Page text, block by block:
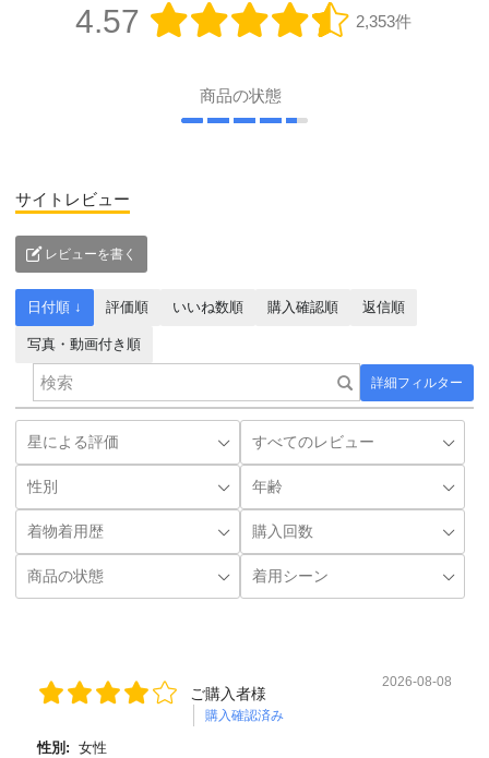
4.57 2,353件
商品の状態
サイトレビュー
レビューを書く
詳細フィルター
日付順 ↓ 評価順 いいね数順 購入確認順 返信順
写真・動画付き順
ご購入者様
購入確認済み
2026-08-08
性別: 女性